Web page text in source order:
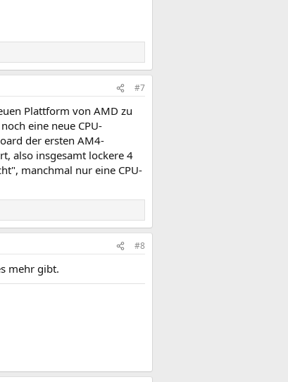
#7
Plattform von AMD zu
eine neue CPU-
der ersten AM4-
also insgesamt lockere 4
manchmal nur eine CPU-
#8
mehr gibt.